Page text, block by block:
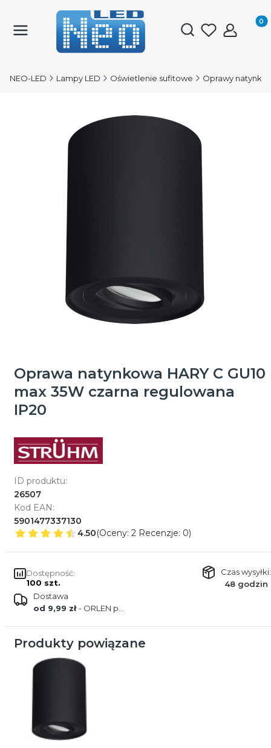
Otwórz
NEO-LED Lampy LED Oświetlenie sufitowe Oprawy
Oprawa natynkowa HARY C GU10
max 35W czarna regulowana
IP20
ID produktu:
26507
Kod EAN:
5901477337130
4.50(Oceny: 2 Recenzje: 0)
Dostępność:
100 szt.
Czas wysyłki:
48 godzin
Dostawa
od 9,99 zł- ORLEN paczka
Produkty powiązane